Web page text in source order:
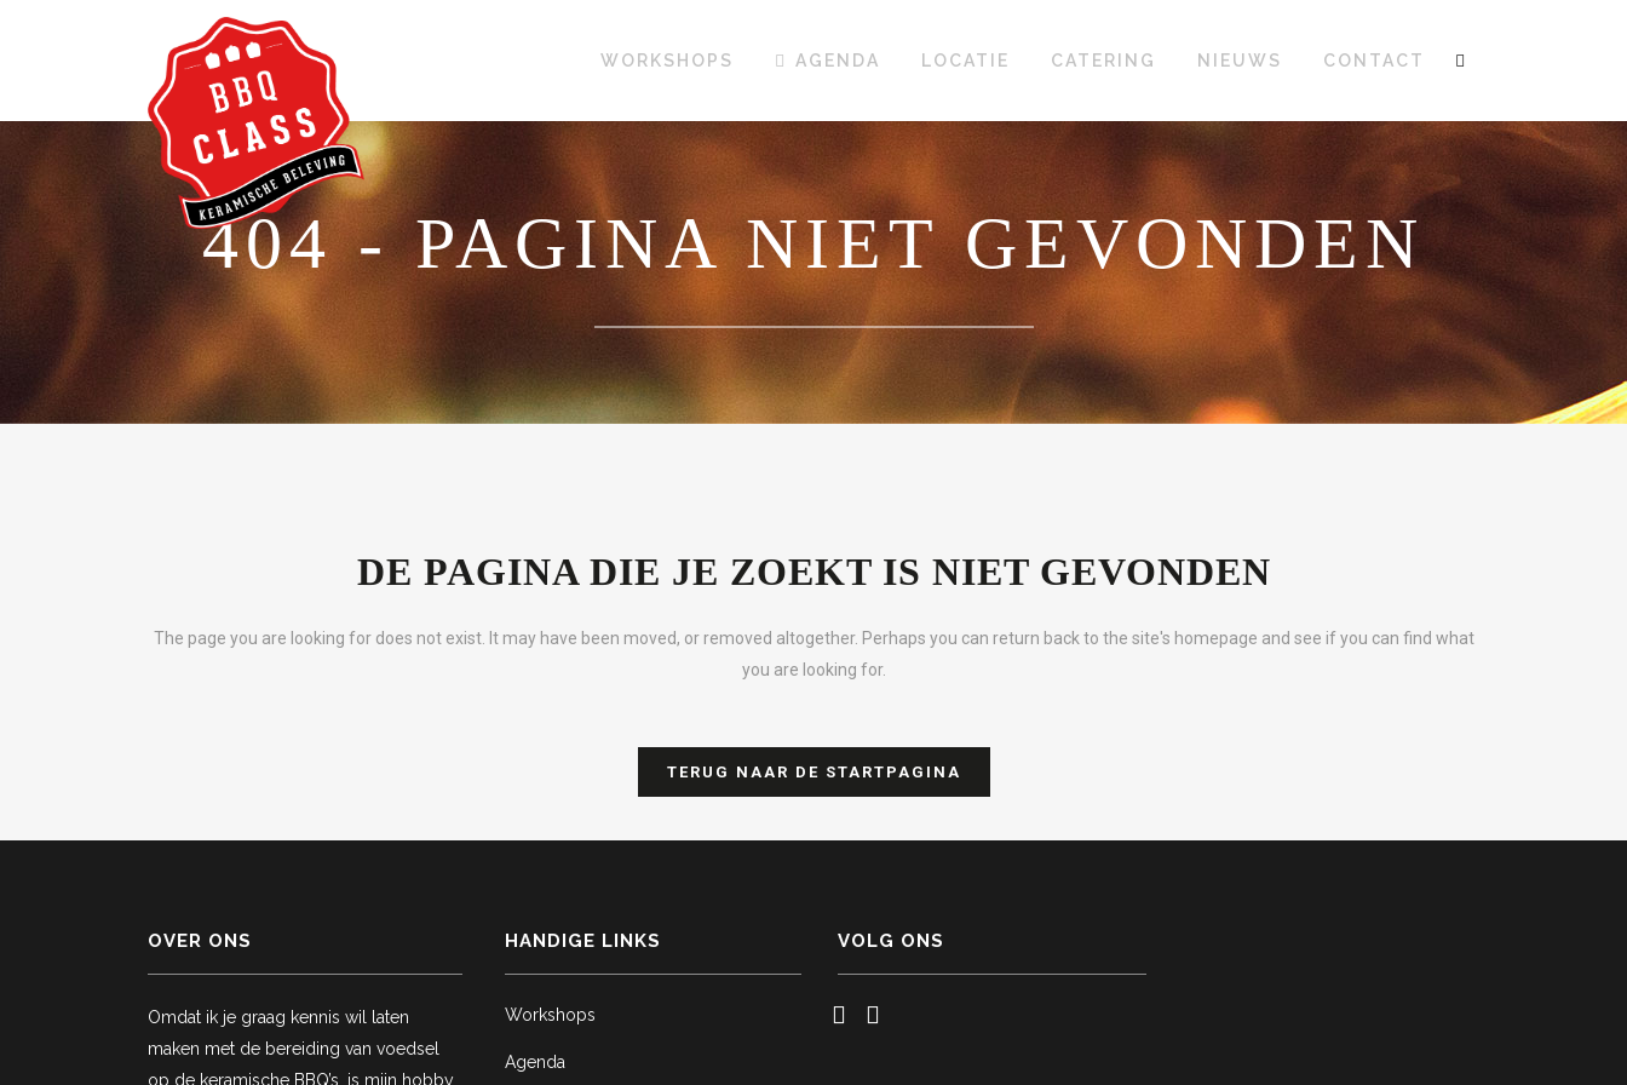
WORKSHOPS AGENDA LOCATIE CATERING NIEUWS CONTACT
404 - PAGINA NIET GEVONDEN
DE PAGINA DIE JE ZOEKT IS NIET GEVONDEN
The page you are looking for does not exist. It may have been moved, or removed altogether. Perhaps you can return back to the site's homepage and see if you can find what
you are looking for.
TERUG NAAR DE STARTPAGINA
OVER ONS
Omdat ik je graag kennis wil laten
maken met de bereiding van voedsel
op de keramische BBQ’s, is mijn hobby
HANDIGE LINKS
Workshops
Agenda
VOLG ONS